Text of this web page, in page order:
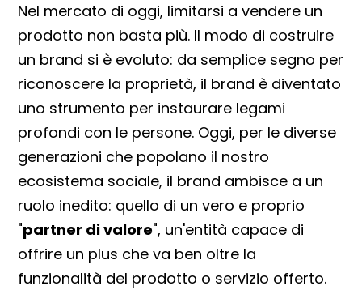
Nel mercato di oggi, limitarsi a vendere un
prodotto non basta più. Il modo di costruire
un brand si è evoluto: da semplice segno per
riconoscere la proprietà, il brand è diventato
uno strumento per instaurare legami
profondi con le persone. Oggi, per le diverse
generazioni che popolano il nostro
ecosistema sociale, il brand ambisce a un
ruolo inedito: quello di un vero e proprio
"partner di valore", un'entità capace di
offrire un plus che va ben oltre la
funzionalità del prodotto o servizio offerto.